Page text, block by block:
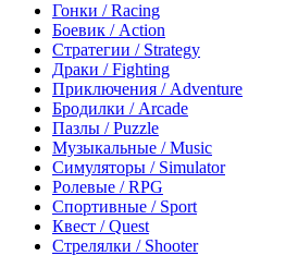
Гонки / Racing
Боевик / Action
Стратегии / Strategy
Драки / Fighting
Приключения / Adventure
Бродилки / Arcade
Пазлы / Puzzle
Музыкальные / Music
Симуляторы / Simulator
Ролевые / RPG
Спортивные / Sport
Квест / Quest
Стрелялки / Shooter